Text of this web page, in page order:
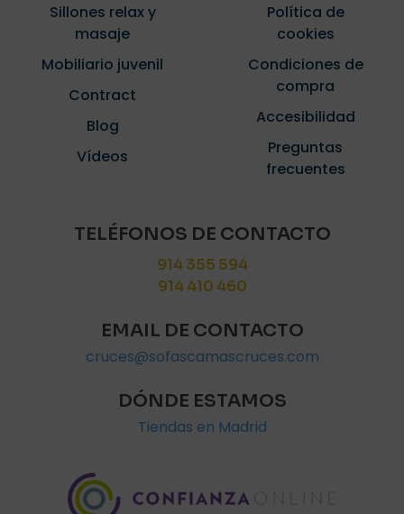
Sillones relax y
masaje
Mobiliario juvenil
Contract
Blog
Vídeos
Política de
cookies
Condiciones de
compra
Accesibilidad
Preguntas
frecuentes
TELÉFONOS DE CONTACTO
914 355 594
914 410 460
EMAIL DE CONTACTO
cruces@sofascamascruces.com
DÓNDE ESTAMOS
Tiendas en Madrid